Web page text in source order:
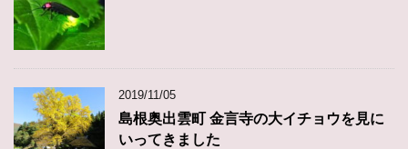
2019/11/05
島根奥出雲町 金言寺の大イチョウを見に
いってきました